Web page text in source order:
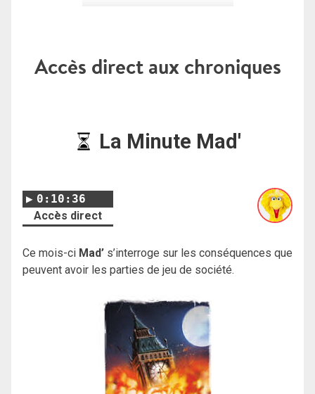
Accès direct aux chroniques
La Minute Mad'
0:10:36
Accès direct
Ce mois-ci Mad’ s’interroge sur les conséquences que
peuvent avoir les parties de jeu de société.